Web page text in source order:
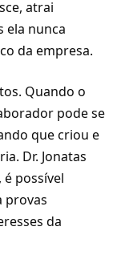
atrai
ela nunca
da empresa.
Quando o
pode se
que criou e
Dr. Jonatas
é possível
provas
da